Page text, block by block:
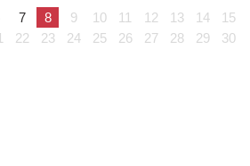
7 8 9 10 11 12 13 14
15
22 23 24 25 26 27 28 29
30